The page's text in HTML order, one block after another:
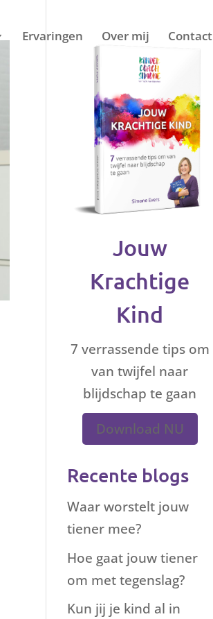
Ervaringen Over mij Contact
Jouw
Krachtige
Kind
7 verrassende tips om
van twijfel naar
blijdschap te gaan
Download NU
Recente blogs
Waar worstelt jouw
tiener mee?
Hoe gaat jouw tiener
om met tegenslag?
Kun jij je kind al in